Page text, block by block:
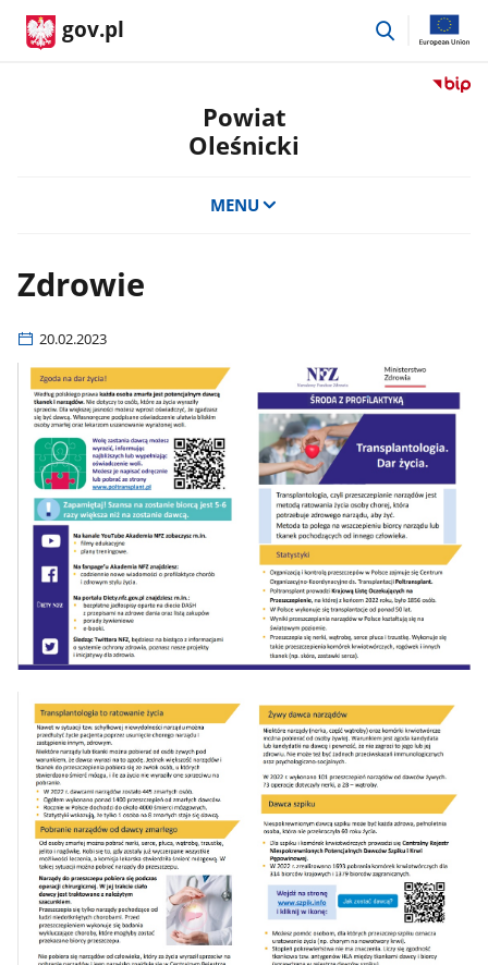
gov.pl
przejdź
Przejdź
Powiat
Oleśnicki
MENU
Zdrowie
20.02.2023